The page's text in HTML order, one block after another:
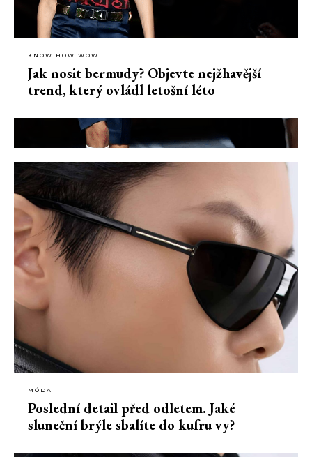
KNOW HOW WOW
Jak nosit bermudy? Objevte nejžhavější
trend, který ovládl letošní léto
MÓDA
Poslední detail před odletem. Jaké
sluneční brýle sbalíte do kufru vy?